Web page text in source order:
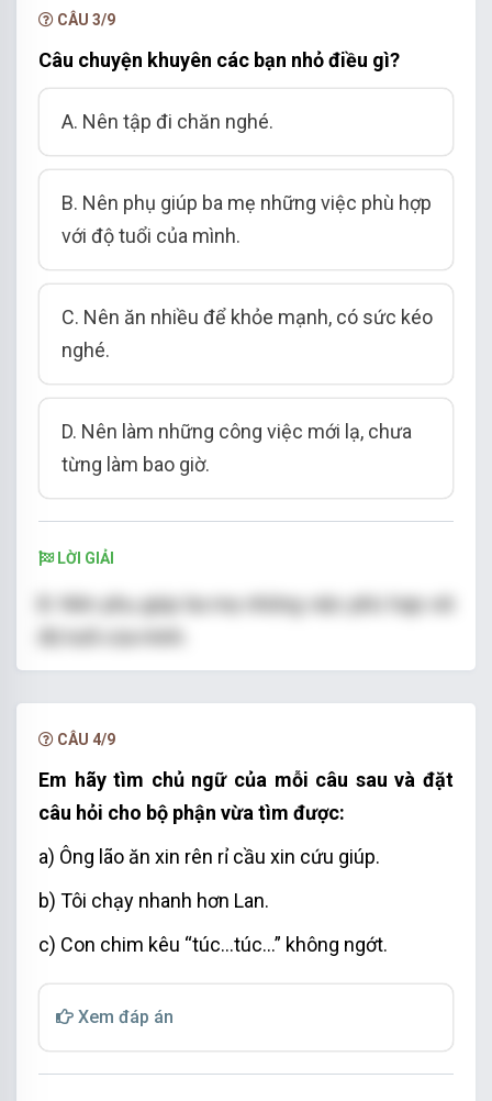
CÂU 3/9
Câu chuyện khuyên các bạn nhỏ điều gì?
A. Nên tập đi chăn nghé.
B. Nên phụ giúp ba mẹ những việc phù hợp
với độ tuổi của mình.
C. Nên ăn nhiều để khỏe mạnh, có sức kéo
nghé.
D. Nên làm những công việc mới lạ, chưa
từng làm bao giờ.
LỜI GIẢI
B. Nên phụ giúp ba mẹ những việc phù hợp với
CÂU 4/9
Em hãy tìm chủ ngữ của mỗi câu sau và đặt
câu hỏi cho bộ phận vừa tìm được:
a) Ông lão ăn xin rên rỉ cầu xin cứu giúp.
b) Tôi chạy nhanh hơn Lan.
c) Con chim kêu “túc...túc...” không ngớt.
Xem đáp án